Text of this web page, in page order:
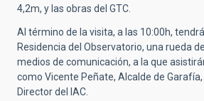
4,2m, y las obras del GTC.
Al término de la visita, a las 10:00h,
Residencia del Observatorio, una rueda
medios de comunicación, a la que
como Vicente Peñate, Alcalde de
Director del IAC.